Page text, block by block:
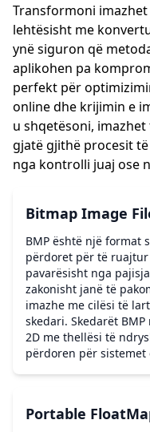
Transformoni
lehtësisht me
ynë siguron që
aplikohen pa
perfekt për
online dhe krijimin e
u shqetësoni,
gjatë gjithë procesit
nga kontrolli juaj ose
Bitmap Image
BMP është një format
përdoret për të
pavarësisht nga
zakonisht janë të
imazhe me cilësi të
skedari. Skedarët
2D me thellësi të
përdoren për sistemet
Portable